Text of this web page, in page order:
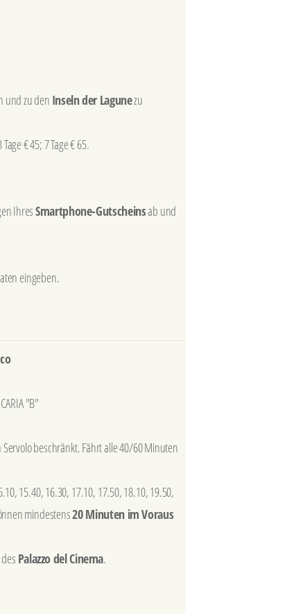
und zu den Inseln der Lagunezu
€ 45; 7 Tage € 65.
IhresSmartphone-Gutscheinsab und
eingeben.
"B"
beschränkt. Fährt alle 40/60 Minuten
15.40, 16.30, 17.10, 17.50, 18.10, 19.50,
mindestens20 Minuten im Voraus
Palazzo del Cinema.